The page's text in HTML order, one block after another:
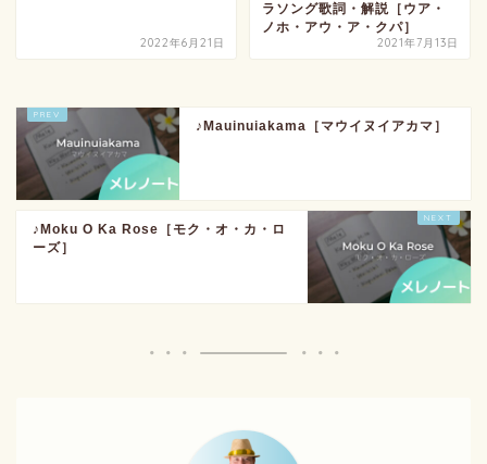
2022年6月21日
ラソング歌詞・解説［ウア・
ノホ・アウ・ア・クパ］
2021年7月13日
♪Mauinuiakama［マウイヌイアカマ］
♪Moku O Ka Rose［モク・オ・カ・ロ
ーズ］